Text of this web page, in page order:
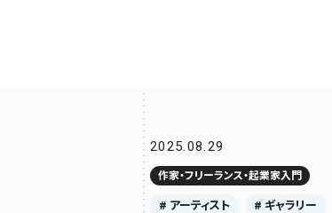
2025.08.29
作家・フリーランス・起業家入門
# アーティスト # ギャラリー